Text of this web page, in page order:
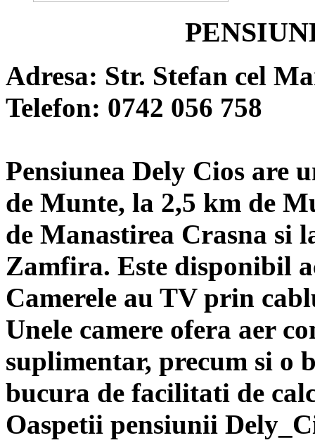
Adresa: Str. Stefan cel
Telefon: 0742 056 758
Pensiunea Dely Cios are
de Munte, la 2,5 km de
de Manastirea Crasna si
Zamfira. Este disponibil
Camerele au TV prin
Unele camere ofera aer
suplimentar, precum si o
bucura de facilitati de
Oaspetii pensiunii